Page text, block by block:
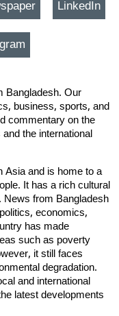
LinkedIn
Bangladesh. Our
business, sports, and
commentary on the
the international
Asia and is home to a
It has a rich cultural
News from Bangladesh
economics,
has made
such as poverty
it still faces
degradation.
and international
latest developments